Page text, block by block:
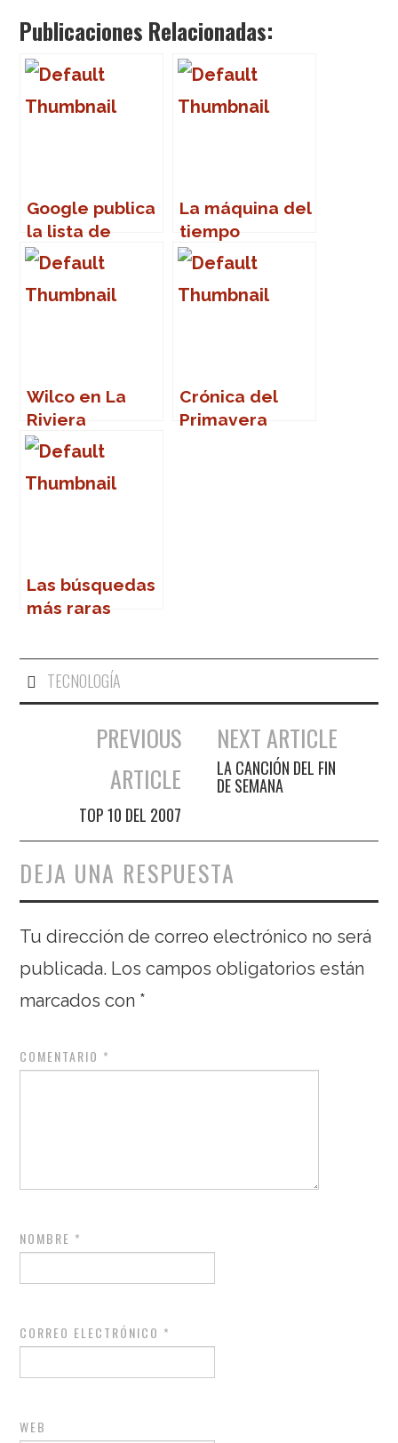
Publicaciones Relacionadas:
Google publica
la lista de
términos más
La máquina del
tiempo
Wilco en La
Riviera
(Madrid)
Crónica del
Primavera
Las búsquedas
más raras
TECNOLOGÍA
Navegación de entradas
PREVIOUS
ARTICLE
TOP 10 DEL 2007
NEXT ARTICLE
LA CANCIÓN DEL FIN
DE SEMANA
DEJA UNA RESPUESTA
Tu dirección de correo electrónico no será
publicada. Los campos obligatorios están
marcados con *
COMENTARIO *
NOMBRE *
CORREO ELECTRÓNICO *
WEB